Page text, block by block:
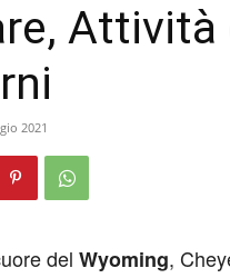
Attività
2021
del Wyoming,